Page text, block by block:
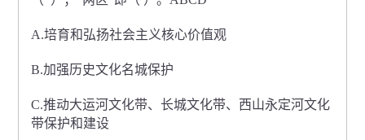
A.培育和弘扬社会主义核心价值观
B.加强历史文化名城保护
C.推动大运河文化带、长城文化带、西山永定河文化
带保护和建设